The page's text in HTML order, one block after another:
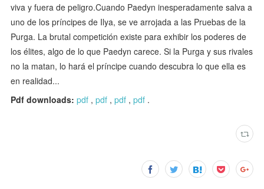
viva y fuera de peligro.Cuando Paedyn inesperadamente salva a
uno de los príncipes de Ilya, se ve arrojada a las Pruebas de la
Purga. La brutal competición existe para exhibir los poderes de
los élites, algo de lo que Paedyn carece. Si la Purga y sus rivales
no la matan, lo hará el príncipe cuando descubra lo que ella es
en realidad...
Pdf downloads: pdf ,pdf ,pdf ,pdf .